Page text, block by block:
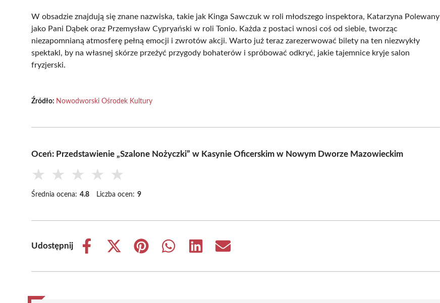
W obsadzie znajdują się znane nazwiska, takie jak Kinga Sawczuk w roli młodszego inspektora, Katarzyna Polewany
jako Pani Dąbek oraz Przemysław Cypryański w roli Tonio. Każda z postaci wnosi coś od siebie, tworząc
niezapomnianą atmosferę pełną emocji i zwrotów akcji. Warto już teraz zarezerwować bilety na ten niezwykły
spektakl, by na własnej skórze przeżyć przygody bohaterów i spróbować odkryć, jakie tajemnice kryje salon
fryzjerski.
Źródło: Nowodworski Ośrodek Kultury
Oceń: Przedstawienie „Szalone Nożyczki” w Kasynie Oficerskim w Nowym Dworze Mazowieckim
★ ★ ★ ★ ★
Średnia ocena: 4.8 Liczba ocen: 9
Udostępnij
Share
Share
(Twitter)
Share
Share
Share
Share